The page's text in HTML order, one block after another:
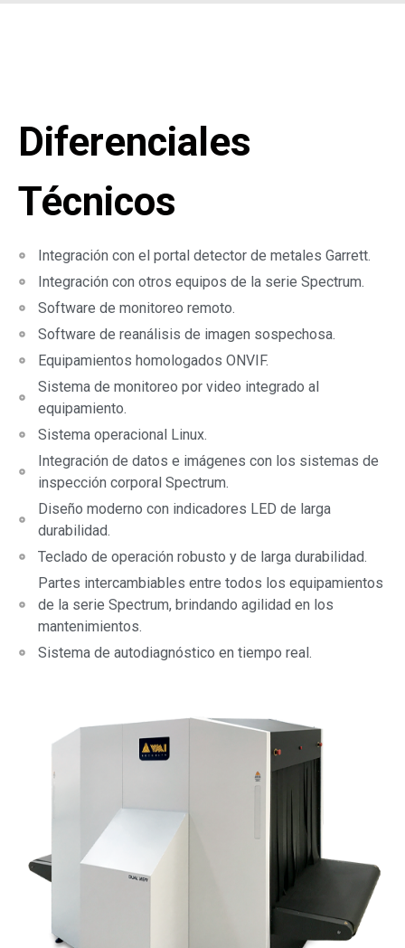
Diferenciales
Técnicos
Integración con el portal detector de metales Garrett.
Integración con otros equipos de la serie Spectrum.
Software de monitoreo remoto.
Software de reanálisis de imagen sospechosa.
Equipamientos homologados ONVIF.
Sistema de monitoreo por video integrado al
equipamiento.
Sistema operacional Linux.
Integración de datos e imágenes con los sistemas de
inspección corporal Spectrum.
Diseño moderno con indicadores LED de larga
durabilidad.
Teclado de operación robusto y de larga durabilidad.
Partes intercambiables entre todos los equipamientos
de la serie Spectrum, brindando agilidad en los
mantenimientos.
Sistema de autodiagnóstico en tiempo real.